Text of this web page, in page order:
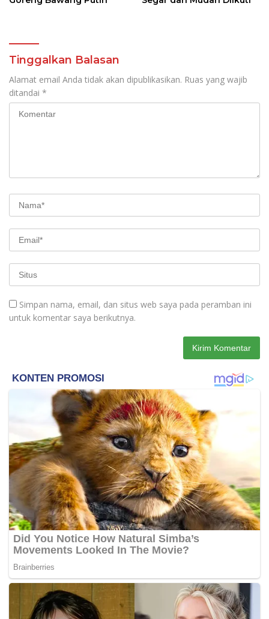
Tinggalkan Balasan
Alamat email Anda tidak akan dipublikasikan. Ruas yang wajib
ditandai *
Simpan nama, email, dan situs web saya pada peramban ini
untuk komentar saya berikutnya.